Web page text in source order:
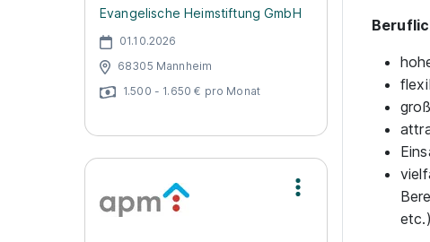
Evangelische Heimstiftung GmbH
01.10.2026
68305 Mannheim
1.500 - 1.650 € pro Monat
etc.)